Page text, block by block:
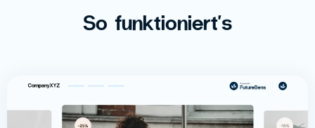
So funktioniert's